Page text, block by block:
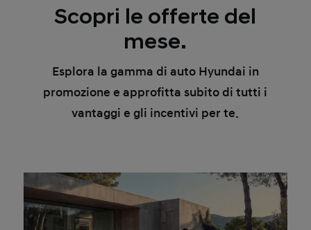
Scopri le offerte del
mese.
Esplora la gamma di auto Hyundai in
promozione e approfitta subito di tutti i
vantaggi e gli incentivi per te.